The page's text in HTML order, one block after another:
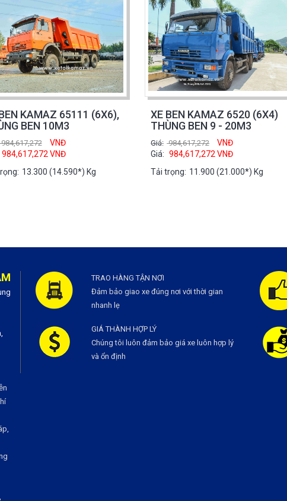
KAMAZ 65111 (6X6),
BEN 10M3
VNĐ
984,617,272VNĐ
13.300 (14.590*) Kg
XE BEN KAMAZ 6520 (6X4)
THÙNG BEN 9 - 20M3
Giá: 984,617,272
VNĐ
Giá: 984,617,272VNĐ
Tải trọng: 11.900 (21.000*) Kg
TRAO HÀNG TẬN NƠI
Đảm bảo giao xe đúng nơi với thời gian
nhanh lẹ
GIÁ THÀNH HỢP LÝ
Chúng tôi luôn đảm bảo giá xe luôn hợp lý
và ổn định